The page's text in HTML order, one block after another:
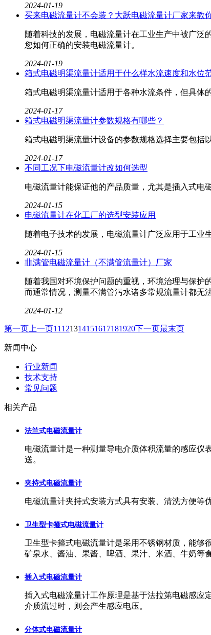
2024-01-19
买来电磁流量计不会装？大跃电磁流量计厂家来教
随着科技的发展，电磁流量计在工业生产中被广
您如何正确的安装电磁流量计。
2024-01-19
箱式电磁明渠流量计适用于什么样水流速度和水位
箱式电磁明渠流量计​适用于各种水流条件，但具体
2024-01-17
箱式电磁明渠流量计参数规格有哪些？
箱式电磁明渠流量计设备的参数规格选择主要包括
2024-01-17
不同工况下电磁流量计改如何选型
电磁流量计能保证他的产品质量，尤其是插入式电
2024-01-15
电磁流量计在化工厂的选型安装应用
随着电子技术的发展，电磁流量计​广泛应用于工业
2024-01-15
非满管电磁流量计（不满管流量计）厂家
随着我国对环境保护问题的重视，环境治理与保护
而通常情况，测量不满管污水诸多常规流量计都无
2024-01-12
第一页 上一页11 121314151617181920下一页最末页
新闻中心
行业新闻
技术支持
常见问题
相关产品
法兰式电磁流量计
电磁流量计是一种测量导电介质体积流量的感应仪
送。
夹持式电磁流量计
电磁流量计夹持式安装方式具有安装、清洗方便等
卫生型卡箍式电磁流量计
卫生型卡箍式电磁流量计是采用不锈钢材质，能够
矿泉水、酱油、果酱、啤酒、果汁、米酒、牛奶等
插入式电磁流量计
插入式电磁流量计工作原理是基于法拉第电磁感应
介质流过时，则会产生感应电压。
分体式电磁流量计